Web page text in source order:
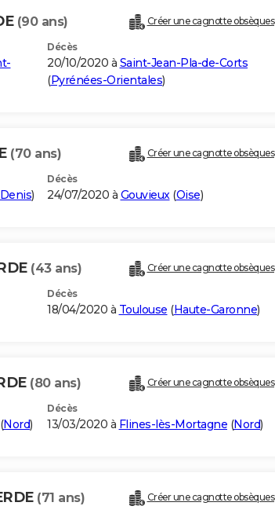
(90 ans) Créer une cagnotte obsèques
Décès
20/10/2020 à Saint-Jean-Pla-de-Corts
(Pyrénées-Orientales)
(70 ans) Créer une cagnotte obsèques
)
Décès
24/07/2020 à Gouvieux(Oise)
(43 ans) Créer une cagnotte obsèques
Décès
18/04/2020 à Toulouse (Haute-Garonne)
(80 ans) Créer une cagnotte obsèques
(Nord)
Décès
13/03/2020 à Flines-lès-Mortagne (Nord)
(71 ans) Créer une cagnotte obsèques